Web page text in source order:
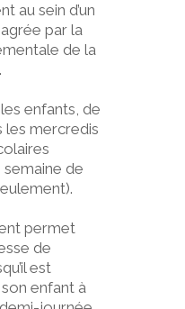
au sein d’un
par la
de la
enfants, de
les mercredis
de
permet
de
est
son enfant à